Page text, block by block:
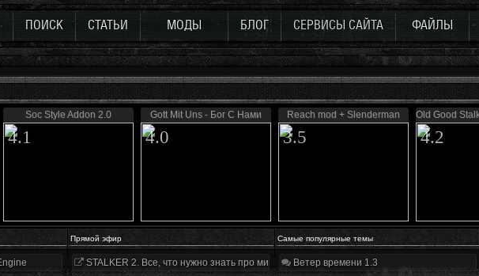
ПОИСК СТАТЬИ МОДЫ БЛОГ СЕРВИСЫ САЙТА ФАЙЛЫ
Soc Style Addon 2.0
4.1
Gott Mit Uns - Бог С Нами
4.0
Reach mod + Slenderman
3.5
Old Good
4.2
Прямой эфир Самые популярные темы
STALKER 2. Все, что нужно знать про мир, геймплей и сюжет | Разбор трейлера
Ветер времени 1.3